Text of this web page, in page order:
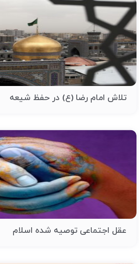
تلاش امام رضا (ع) در حفظ شیعه
عقل اجتماعی توصیه شده اسلام